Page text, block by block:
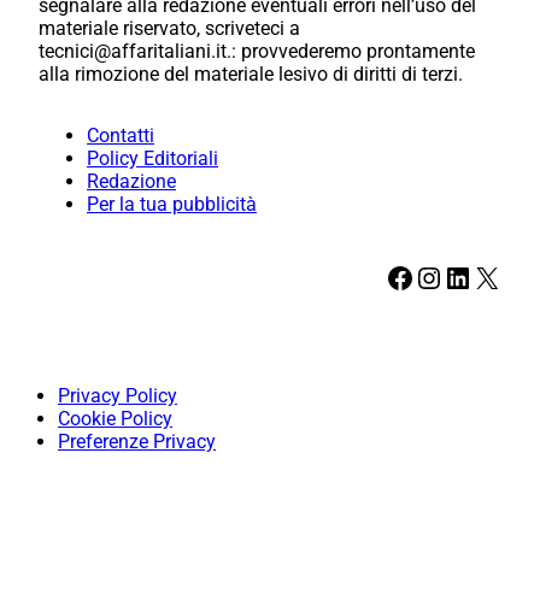
segnalare alla redazione eventuali errori nell’uso del
materiale riservato, scriveteci a
tecnici@affaritaliani.it.: provvederemo prontamente
alla rimozione del materiale lesivo di diritti di terzi.
Contatti
Policy Editoriali
Redazione
Per la tua pubblicità
Facebook Instagram LinkedIn X
Privacy Policy
Cookie Policy
Preferenze Privacy